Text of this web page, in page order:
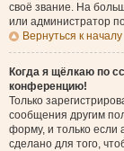
своё звание. На
или администратор
Вернуться к началу
Когда я щёлкаю по
конференцию!
Только
сообщения другим
форму, и только если
сделано для того,